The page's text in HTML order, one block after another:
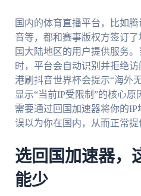
国内的体育直播平台，比如
音等，都和赛事版权方签订
国大陆地区的用户提供服务
时，平台会自动识别并拒绝
港刷抖音世界杯会提示“海外
显示“当前IP受限制”的核心
需要通过回国加速器将你的
误以为你在国内，从而正常提
选回国加速器，
能少